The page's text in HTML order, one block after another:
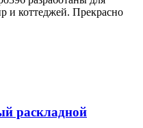
и коттеджей. Прекрасно
раскладной